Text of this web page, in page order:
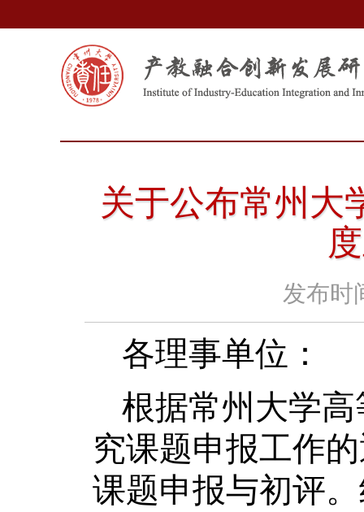
关于公布常州大
发布时
各理事单位：
根据常州大学
究课题申报工作
课题申报与初评